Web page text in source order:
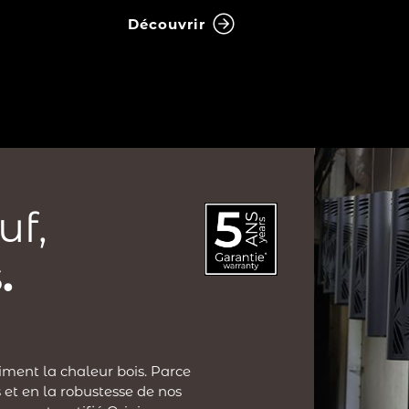
Découvrir
la chaleur bois. Parce
en la robustesse de nos